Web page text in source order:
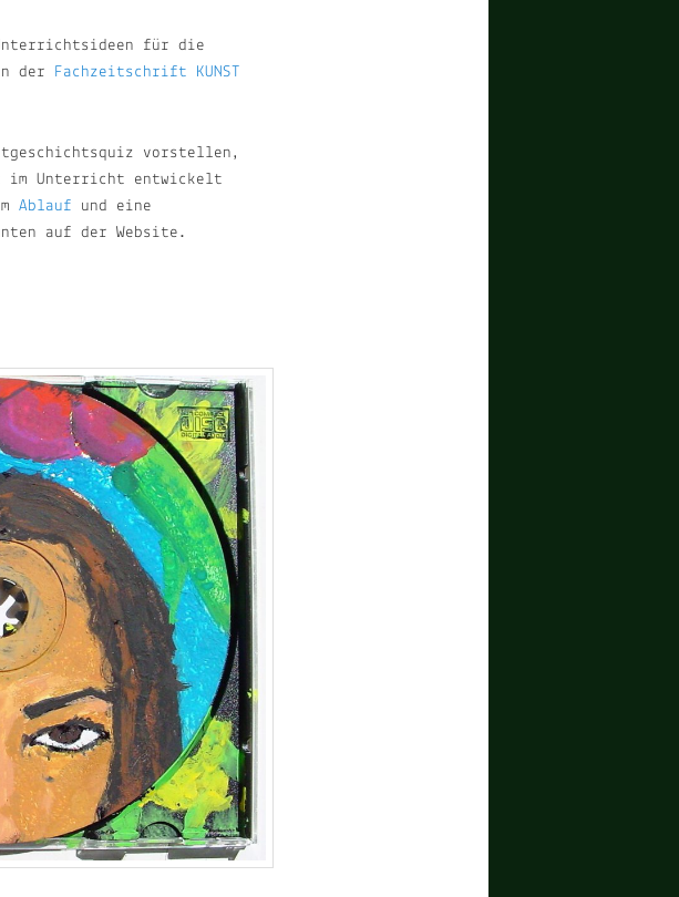
für die
der Fachzeitschrift KUNST
vorstellen,
im Unterricht entwickelt
Ablauf und eine
auf der Website.